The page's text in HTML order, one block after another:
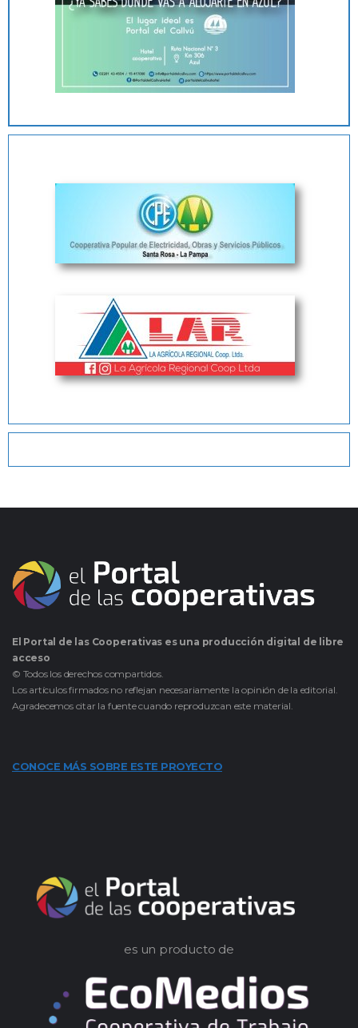
El Portal de las Cooperativas es una producción digital de libre
acceso
© Todos los derechos compartidos.
Los artículos firmados no reflejan necesariamente la opinión de la editorial.
Agradecemos citar la fuente cuando reproduzcan este material.
CONOCE MÁS SOBRE ESTE PROYECTO
es un producto de